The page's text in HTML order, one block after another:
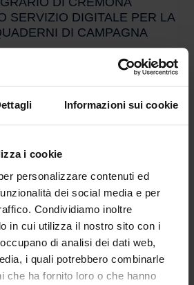
Informazioni sui cookie
i cookie
personalizzare contenuti ed
dei social media e per
Condividiamo inoltre
in cui utilizza il nostro sito con i
di analisi dei dati web,
i quali potrebbero combinarle
che ha fornito loro o che hanno
SERVIZIO DIGITALE PER LA
DI CAMPAGNA
amministrativi e maggiore
agricole del territorio In un contesto
all’innovazione e alla conformità